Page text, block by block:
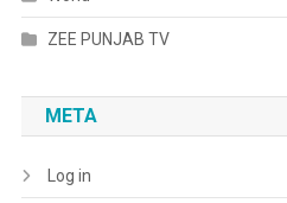
ZEE PUNJAB TV
META
Log in